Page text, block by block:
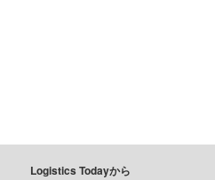
Logistics Todayから